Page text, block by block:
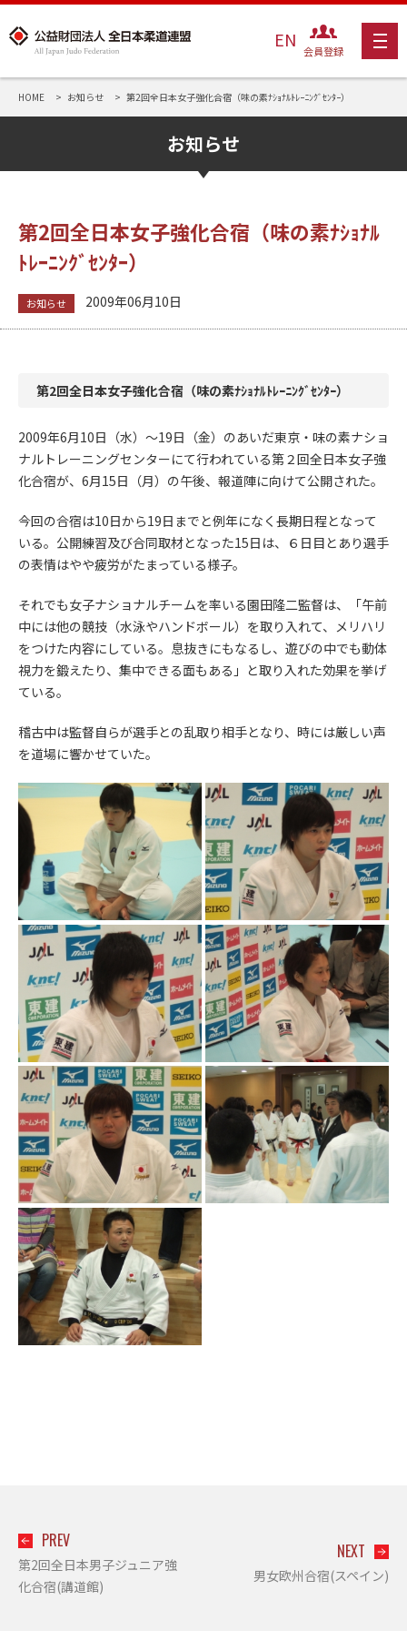
EN 会員登録
HOME お知らせ 第2回全日本女子強化合宿（味の素ﾅｼｮﾅﾙﾄﾚｰﾆﾝｸﾞｾﾝﾀｰ）
お知らせ
第2回全日本女子強化合宿（味の素ﾅｼｮﾅﾙ
ﾄﾚｰﾆﾝｸﾞｾﾝﾀｰ）
お知らせ 2009年06月10日
第2回全日本女子強化合宿（味の素ﾅｼｮﾅﾙﾄﾚｰﾆﾝｸﾞｾﾝﾀｰ）
2009年6月10日（水）～19日（金）のあいだ東京・味の素ナショ
ナルトレーニングセンターにて行われている第２回全日本女子強
化合宿が、6月15日（月）の午後、報道陣に向けて公開された。
今回の合宿は10日から19日までと例年になく長期日程となって
いる。公開練習及び合同取材となった15日は、６日目とあり選手
の表情はやや疲労がたまっている様子。
それでも女子ナショナルチームを率いる園田隆二監督は、「午前
中には他の競技（水泳やハンドボール）を取り入れて、メリハリ
をつけた内容にしている。息抜きにもなるし、遊びの中でも動体
視力を鍛えたり、集中できる面もある」と取り入れた効果を挙げ
ている。
稽古中は監督自らが選手との乱取り相手となり、時には厳しい声
を道場に響かせていた。
PREV
第2回全日本男子ジュニア強
化合宿(講道館)
NEXT
男女欧州合宿(スペイン)